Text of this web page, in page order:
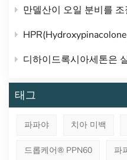
만델산이 오일 분비를
HPR(Hydroxypinacolone Retinoate)
디하이드록시아세톤은 실
태그
파파야 치아 미백
드롭케어® PPN60 파